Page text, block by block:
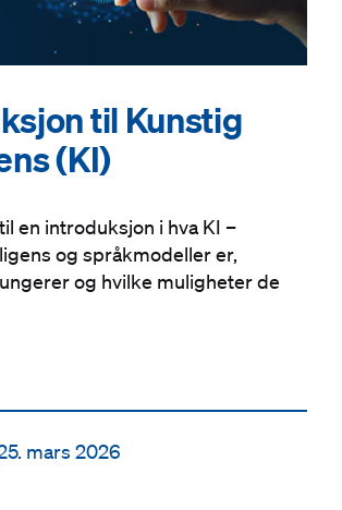
til Kunstig
(KI)
en introduksjon i hva KI –
og språkmodeller er,
og hvilke muligheter de
mars 2026